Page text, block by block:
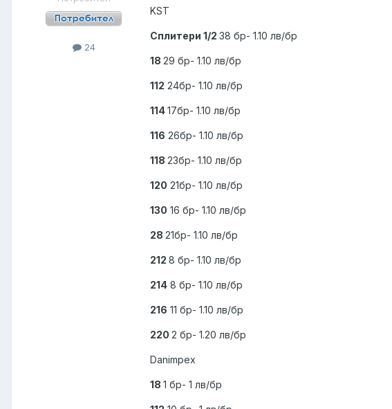
24
KST
Сплитери 1/2 38 бр- 1.10 лв/бр
18 29 бр- 1.10 лв/бр
112 24бр- 1.10 лв/бр
11417бр- 1.10 лв/бр
116 26бр- 1.10 лв/бр
118 23бр- 1.10 лв/бр
120 21бр- 1.10 лв/бр
130 16 бр- 1.10 лв/бр
28 21бр- 1.10 лв/бр
212 8 бр- 1.10 лв/бр
214 8 бр- 1.10 лв/бр
216 11 бр- 1.10 лв/бр
220 2 бр- 1.20 лв/бр
Danimpex
18 1 бр- 1 лв/бр